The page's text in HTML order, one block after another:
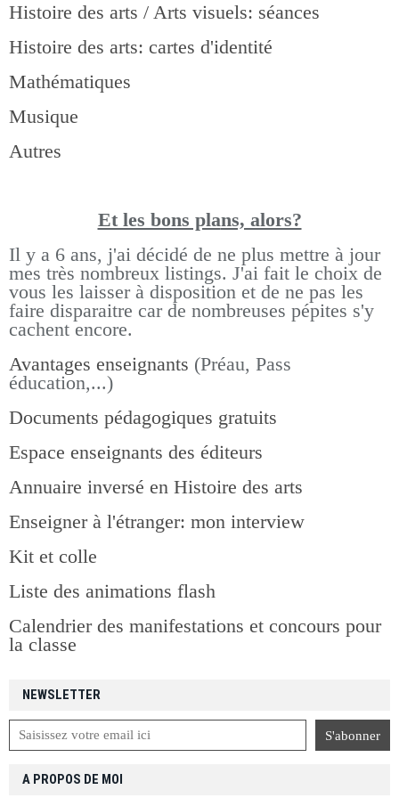
NEWSLETTER
Histoire des arts / Arts visuels: séances
Histoire des arts: cartes d'identité
Mathématiques
Musique
Autres
Et les bons plans, alors?
Il y a 6 ans, j'ai décidé de ne plus mettre à jour
mes très nombreux listings. J'ai fait le choix de
vous les laisser à disposition et de ne pas les
faire disparaitre car de nombreuses pépites s'y
cachent encore.
Avantages enseignants (Préau, Pass
éducation,...)
Documents pédagogiques gratuits
Espace enseignants des éditeurs
Annuaire inversé en Histoire des arts
Enseigner à l'étranger: mon interview
Kit et colle
Liste des animations flash
Calendrier des manifestations et concours pour
la classe
A PROPOS DE MOI